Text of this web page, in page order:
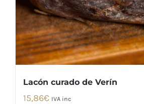
Lacón curado de Verín
15,86€ IVA inc